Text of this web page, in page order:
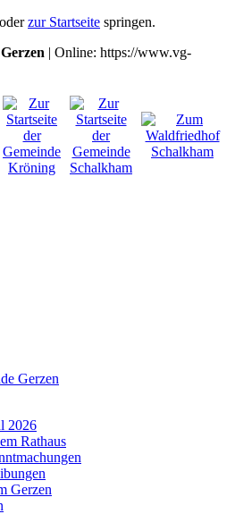
oderzur Startseite springen.
| Online: https://www.vg-
2026
Rathaus
Gerzen